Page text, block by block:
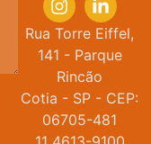
Rua Torre Eiffel,
141 - Parque
Rincão
Cotia - SP - CEP:
06705-481